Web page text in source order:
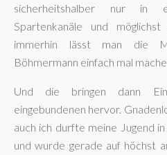
sicherheitshalber nur in
Spartenkanäle und
immerhin lässt man die
Böhmermann einfach mal
Und die bringen dann
eingebundenen hervor.
auch ich durfte meine Jugend
und wurde gerade auf höchst